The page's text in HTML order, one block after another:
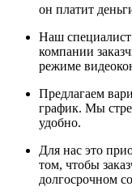
он платит
Наш специалист
компании
режиме
Предлагаем
график. Мы
удобно.
Для нас это
том, чтобы
долгосрочном